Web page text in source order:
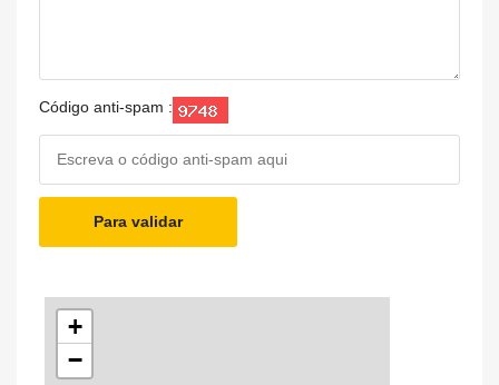
Código anti-spam :
Para validar
+
−